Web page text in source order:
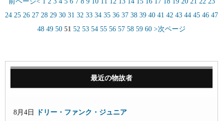
24 25 26 27 28 29 30 31 32 33 34 35 36 37 38 39 40 41 42 43 44 45 46 47
48 49 50 51 52 53 54 55 56 57 58 59 60 >次ページ
最近の物故者
8月4日
ドリー・ファンク・ジュニア